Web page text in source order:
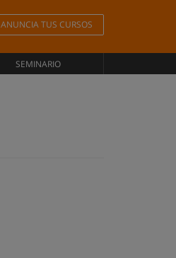
ANUNCIA TUS CURSOS
SEMINARIO